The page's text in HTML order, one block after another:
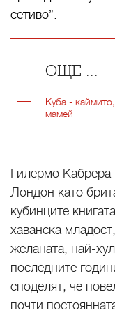
сетиво”.
ОЩЕ ...
Куба -
мамей
Гилермо
Лондон като
кубинците
хаванска
желаната, най-
последните
споделят, че
почти